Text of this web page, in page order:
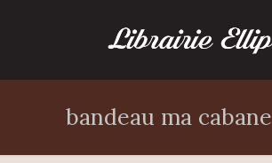
bandeau ma cabane